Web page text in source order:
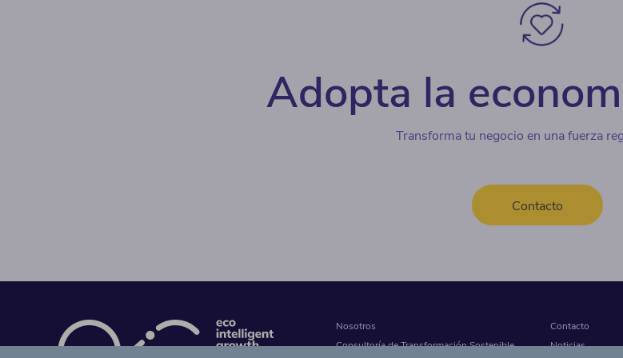
Adopta la
Transforma tu negocio en una fuerza
Contacto
Nosotros
Consultoría de Transformación Sostenible
Contacto
Noticias